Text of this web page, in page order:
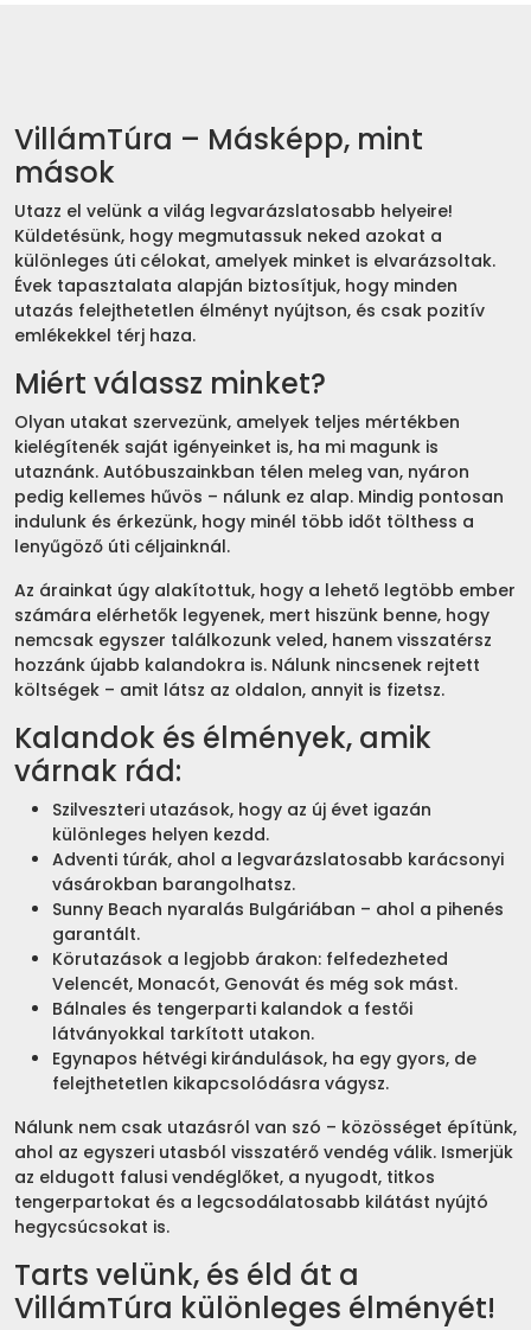
VillámTúra – Másképp, mint
mások
Utazz el velünk a világ legvarázslatosabb helyeire!
Küldetésünk, hogy megmutassuk neked azokat a
különleges úti célokat, amelyek minket is elvarázsoltak.
Évek tapasztalata alapján biztosítjuk, hogy minden
utazás felejthetetlen élményt nyújtson, és csak pozitív
emlékekkel térj haza.
Miért válassz minket?
Olyan utakat szervezünk, amelyek teljes mértékben
kielégítenék saját igényeinket is, ha mi magunk is
utaznánk. Autóbuszainkban télen meleg van, nyáron
pedig kellemes hűvös – nálunk ez alap. Mindig pontosan
indulunk és érkezünk, hogy minél több időt tölthess a
lenyűgöző úti céljainknál.
Az árainkat úgy alakítottuk, hogy a lehető legtöbb ember
számára elérhetők legyenek, mert hiszünk benne, hogy
nemcsak egyszer találkozunk veled, hanem visszatérsz
hozzánk újabb kalandokra is. Nálunk nincsenek rejtett
költségek – amit látsz az oldalon, annyit is fizetsz.
Kalandok és élmények, amik
várnak rád:
Szilveszteri utazások, hogy az új évet igazán
különleges helyen kezdd.
Adventi túrák, ahol a legvarázslatosabb karácsonyi
vásárokban barangolhatsz.
Sunny Beach nyaralás Bulgáriában – ahol a pihenés
garantált.
Körutazások a legjobb árakon: felfedezheted
Velencét, Monacót, Genovát és még sok mást.
Bálnales és tengerparti kalandok a festői
látványokkal tarkított utakon.
Egynapos hétvégi kirándulások, ha egy gyors, de
felejthetetlen kikapcsolódásra vágysz.
Nálunk nem csak utazásról van szó – közösséget építünk,
ahol az egyszeri utasból visszatérő vendég válik. Ismerjük
az eldugott falusi vendéglőket, a nyugodt, titkos
tengerpartokat és a legcsodálatosabb kilátást nyújtó
hegycsúcsokat is.
Tarts velünk, és éld át a
VillámTúra különleges élményét!